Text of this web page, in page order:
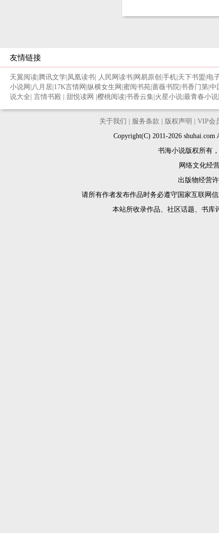
友情链接
天翼阅读 腾讯文学 凤凰读书 人民网读书 网易原创 手机 天下书盟 电
小说网 八月居 17K言情网 纵横女生网 蜜阅书苑 蔷薇书院 书香门第 中
说大全 言情书殿 甜悦读网 樱桃阅读 书香云集 火星小说 最青春小
关于我们 服务条款 版权声明
VIP会
Copyright(C) 2011-2026
书海小说版权所有
网络文化经
出版物经营
请所有作者发布作品时务必遵守国家互联网
本站所收录作品、社区话题、书库